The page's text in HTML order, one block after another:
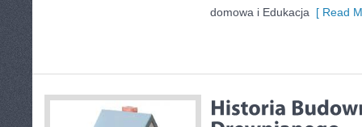
domowa i Edukacja [ Read